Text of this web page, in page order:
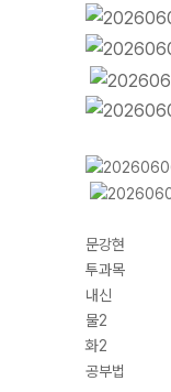
문강현
투과목
내신
물2
화2
공부법